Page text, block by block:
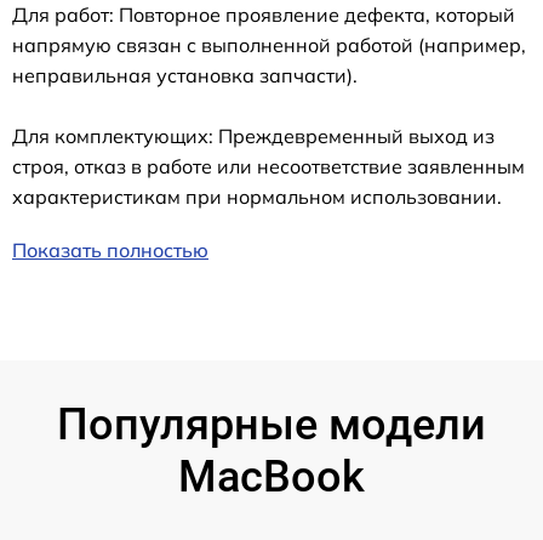
Для работ: Повторное проявление дефекта, который
напрямую связан с выполненной работой (например,
неправильная установка запчасти).
Для комплектующих: Преждевременный выход из
строя, отказ в работе или несоответствие заявленным
характеристикам при нормальном использовании.
Показать полностью
Популярные модели
MacBook